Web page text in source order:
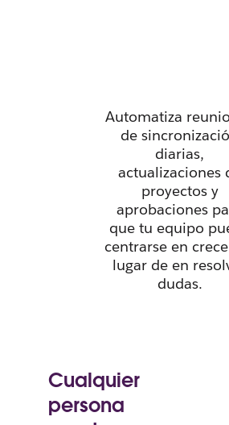
Automatiza
de
diarias,
actualizaciones
proyectos y
aprobaciones
que tu equipo
centrarse en
lugar de en
dudas.
Cualquier
persona